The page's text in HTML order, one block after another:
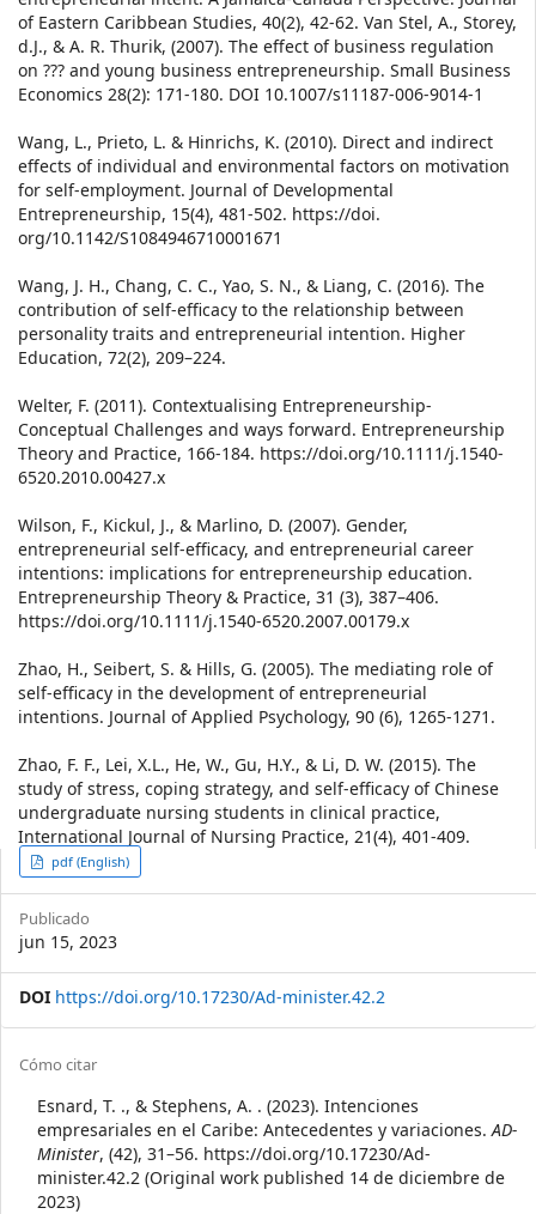
of Eastern Caribbean Studies, 40(2), 42-62. Van Stel, A., Storey,
d.J., & A. R. Thurik, (2007). The effect of business regulation
on ??? and young business entrepreneurship. Small Business
Economics 28(2): 171-180. DOI 10.1007/s11187-006-9014-1
Wang, L., Prieto, L. & Hinrichs, K. (2010). Direct and indirect
effects of individual and environmental factors on motivation
for self-employment. Journal of Developmental
Entrepreneurship, 15(4), 481-502. https://doi.
org/10.1142/S1084946710001671
Wang, J. H., Chang, C. C., Yao, S. N., & Liang, C. (2016). The
contribution of self-efficacy to the relationship between
personality traits and entrepreneurial intention. Higher
Education, 72(2), 209–224.
Welter, F. (2011). Contextualising Entrepreneurship-
Conceptual Challenges and ways forward. Entrepreneurship
Theory and Practice, 166-184. https://doi.org/10.1111/j.1540-
6520.2010.00427.x
Wilson, F., Kickul, J., & Marlino, D. (2007). Gender,
entrepreneurial self-efficacy, and entrepreneurial career
intentions: implications for entrepreneurship education.
Entrepreneurship Theory & Practice, 31 (3), 387–406.
https://doi.org/10.1111/j.1540-6520.2007.00179.x
Zhao, H., Seibert, S. & Hills, G. (2005). The mediating role of
self-efficacy in the development of entrepreneurial
intentions. Journal of Applied Psychology, 90 (6), 1265-1271.
Zhao, F. F., Lei, X.L., He, W., Gu, H.Y., & Li, D. W. (2015). The
study of stress, coping strategy, and self-efficacy of Chinese
undergraduate nursing students in clinical practice,
International Journal of Nursing Practice, 21(4), 401-409.
Article
Sidebar
pdf (English)
Publicado
jun 15, 2023
DOI https://doi.org/10.17230/Ad-minister.42.2
Article
Details
Cómo citar
Esnard, T. ., & Stephens, A. . (2023). Intenciones
empresariales en el Caribe: Antecedentes y variaciones.AD-
Minister, (42), 31–56. https://doi.org/10.17230/Ad-
minister.42.2 (Original work published 14 de diciembre de
2023)